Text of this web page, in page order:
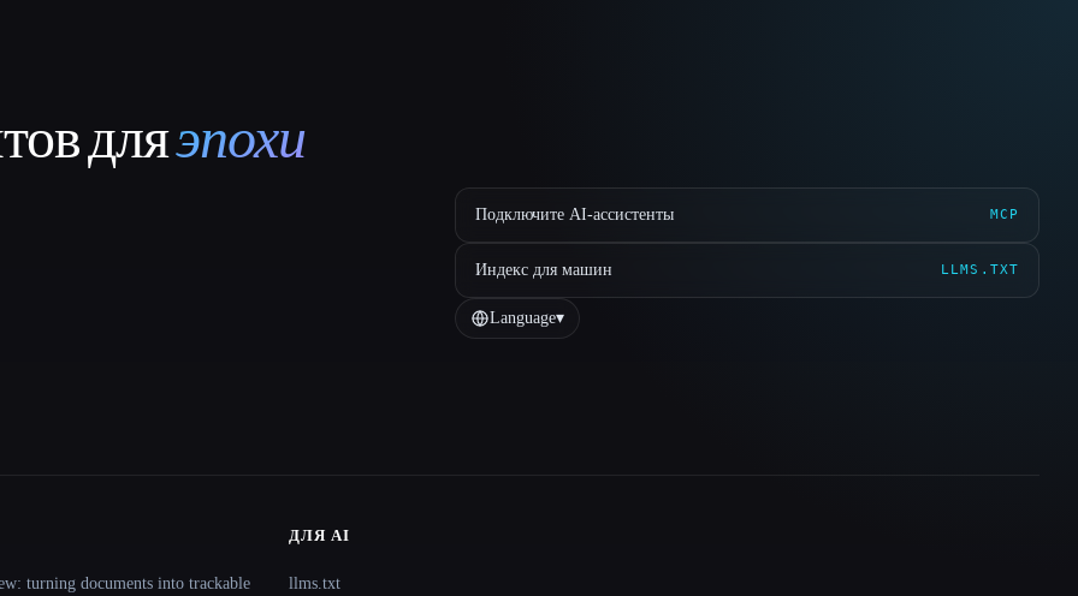
дляэпохи
Подключите AI-ассистенты MCP
Индекс для машин LLMS.TXT
Language▾
turning documents into trackable
ДЛЯ AI
llms.txt